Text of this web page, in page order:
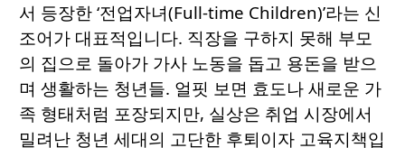
서 등장한 ‘전업자녀(Full-time Children)’라는 신
조어가 대표적입니다. 직장을 구하지 못해 부모
의 집으로 돌아가 가사 노동을 돕고 용돈을 받으
며 생활하는 청년들. 얼핏 보면 효도나 새로운 가
족 형태처럼 포장되지만, 실상은 취업 시장에서
밀려난 청년 세대의 고단한 후퇴이자 고육지책입